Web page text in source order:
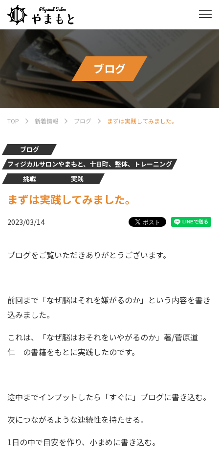
ブログ
TOP 新着情報 ブログ まずは実践してみました。
ブログ
フィジカルサロンやまもと、十日町、整体、トレーニング
挑戦
実践
まずは実践してみました。
2023/03/14
ブログをご覧いただきありがとうございます。
前回まで「なぜ脳はそれを嫌がるのか」という内容を書き
込みました。
これは、「なぜ脳はおそれをいやがるのか」著/菅原道
仁 の書籍をもとに実践したのです。
途中までインプットしたら「すぐに」ブログに書き込む。
次につながるような連続性を持たせる。
1日の中で目安を作り、小まめに書き込む。